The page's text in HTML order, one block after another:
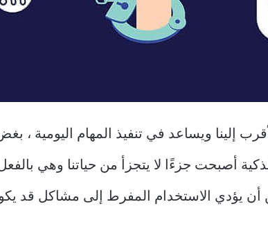
إلينا ويساعد في تنفيذ المهام اليومية ،
أصبحت جزءًا لا يتجزأ من حياتنا وهي بالفعل
أن يؤدي الاستخدام المفرط إلى مشاكل قد